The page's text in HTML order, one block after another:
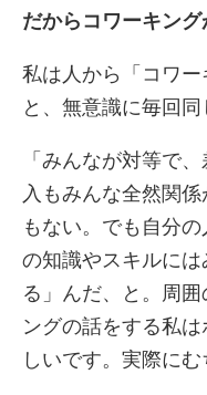
だからコワーキン
私は人から「コワ
と、無意識に毎回同
「みんなが対等で
入もみんな全然関
もない。でも自分
の知識やスキルに
る」んだ、と。周
ングの話をする私
しいです。実際に